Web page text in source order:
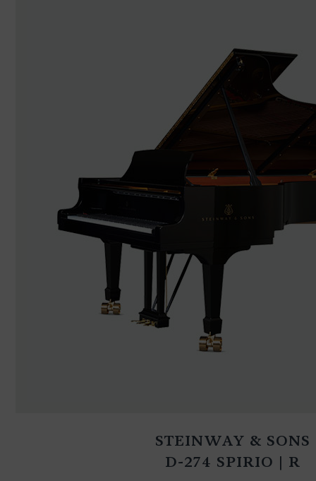
STEINWAY & SONS
D-274 SPIRIO | R